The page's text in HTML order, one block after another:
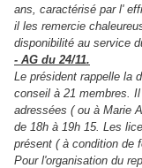
ans, caractérisé par l'
il les remercie
disponibilité au service
- AG du 24/11.
Le président rappelle la
conseil à 21 membres.
adressées ( ou à Marie
de 18h à 19h 15. Les
présent ( à condition de
Pour l'organisation du